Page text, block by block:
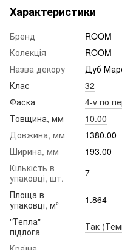
Характеристики
Бренд
ROOM
Колекція
ROOM
Назва декору
Дуб
Клас
32
Фаска
4-v по
Товщина, мм
10.00
Довжина, мм
1380.00
Ширина, мм
193.00
Кількість в
упаковці, шт.
7
Площа в
упаковці, м²
1.864
"Тепла"
підлога
Так